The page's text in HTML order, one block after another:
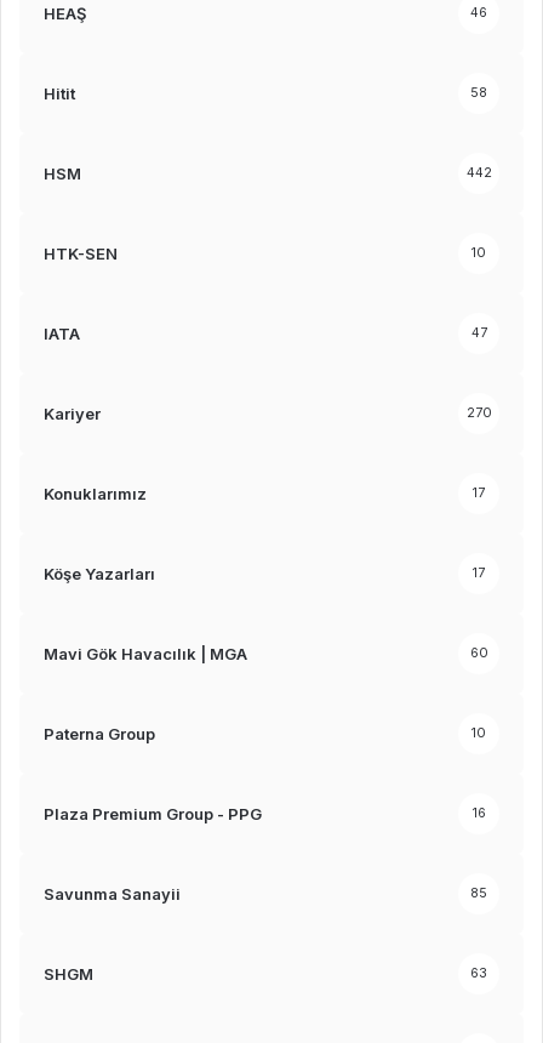
HEAŞ 46
Hitit 58
HSM 442
HTK-SEN 10
IATA 47
Kariyer 270
Konuklarımız 17
Köşe Yazarları 17
Mavi Gök Havacılık | MGA 60
Paterna Group 10
Plaza Premium Group - PPG 16
Savunma Sanayii 85
SHGM 63